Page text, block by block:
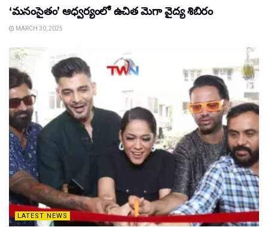
‘మనంసైతం’ ఆధ్వర్యంలో ఉచిత మెగా వైద్య శిబిరం
MARCH 30, 2025
LATEST NEWS